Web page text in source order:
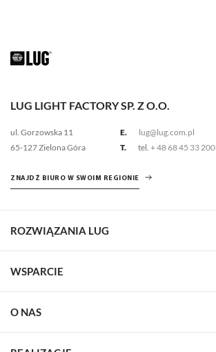
LUG LIGHT FACTORY SP. Z O.O.
ul. Gorzowska 11
65-127 Zielona Góra
E.
lug@lug.com.pl
T.
tel. + 48 68 45 33 200
ZNAJDŹ BIURO W SWOIM REGIONIE
ROZWIĄZANIA LUG
WSPARCIE
O NAS